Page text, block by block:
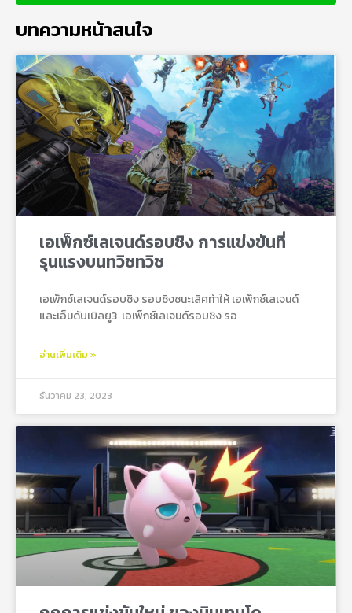
บทความหน้าสนใจ
เอเพ็กซ์เลเจนด์รอบชิง การแข่งขันที่
รุนแรงบนทวิชทวิช
เอเพ็กซ์เลเจนด์รอบชิง รอบชิงชนะเลิศทำให้ เอเพ็กซ์เลเจนด์
และเอ็มดับเบิลยู3 เอเพ็กซ์เลเจนด์รอบชิง รอ
อ่านเพิ่มเติม »
ธันวาคม 23, 2023